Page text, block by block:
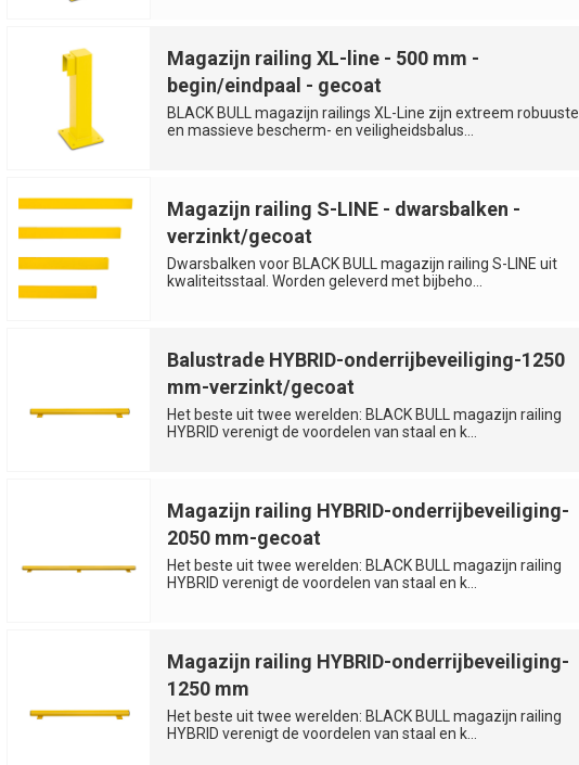
Magazijn railing XL-line - 500 mm -
begin/eindpaal - gecoat
BLACK BULL magazijn railings XL-Line zijn extreem robuuste
en massieve bescherm- en veiligheidsbalus...
Magazijn railing S-LINE - dwarsbalken -
verzinkt/gecoat
Dwarsbalken voor BLACK BULL magazijn railing S-LINE uit
kwaliteitsstaal. Worden geleverd met bijbeho...
Balustrade HYBRID-onderrijbeveiliging-1250
mm-verzinkt/gecoat
Het beste uit twee werelden: BLACK BULL magazijn railing
HYBRID verenigt de voordelen van staal en k...
Magazijn railing HYBRID-onderrijbeveiliging-
2050 mm-gecoat
Het beste uit twee werelden: BLACK BULL magazijn railing
HYBRID verenigt de voordelen van staal en k...
Magazijn railing HYBRID-onderrijbeveiliging-
1250 mm
Het beste uit twee werelden: BLACK BULL magazijn railing
HYBRID verenigt de voordelen van staal en k...